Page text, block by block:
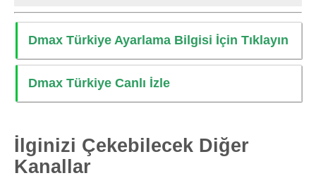
Dmax Türkiye Ayarlama Bilgisi İçin Tıklayın
Dmax Türkiye Canlı İzle
İlginizi Çekebilecek Diğer
Kanallar